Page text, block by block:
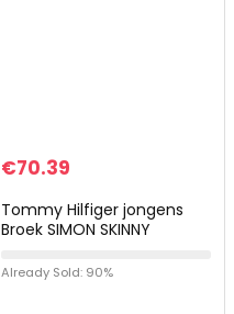
€70.39
Tommy Hilfiger jongens
Broek SIMON SKINNY
Already Sold: 90%